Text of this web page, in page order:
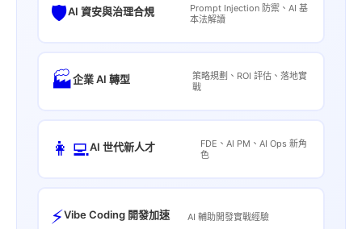
🛡️AI 資安與治理合規
Prompt Injection 防禦、AI 基
本法解讀
🏭企業 AI 轉型
策略規劃、ROI 評估、落地實
戰
👩‍💻AI 世代新人才
FDE、AI PM、AI Ops 新角
色
⚡Vibe Coding 開發加速 AI 輔助開發實戰經驗